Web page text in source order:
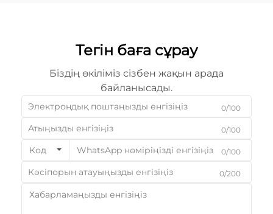
Тегін баға сұрау
Біздің өкіліміз сізбен жақын арада
байланысады.
0/100
0/100
Код 0/100
0/200